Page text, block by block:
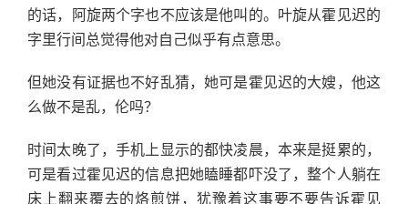
的话，阿旋两个字也不应该是他叫的。叶旋从霍见迟的
字里行间总觉得他对自己似乎有点意思。
但她没有证据也不好乱猜，她可是霍见迟的大嫂，他这
么做不是乱，伦吗？
时间太晚了，手机上显示的都快凌晨，本来是挺累的，
可是看过霍见迟的信息把她瞌睡都吓没了，整个人躺在
床上翻来覆去的烙煎饼，犹豫着这事要不要告诉霍见